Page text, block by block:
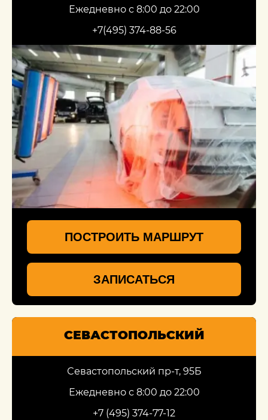
Ежедневно с 8:00 до 22:00
+7(495) 374-88-56
ПОСТРОИТЬ МАРШРУТ
ЗАПИСАТЬСЯ
СЕВАСТОПОЛЬСКИЙ
Севастопольский пр-т, 95Б
Ежедневно с 8:00 до 22:00
+7 (495) 374-77-12